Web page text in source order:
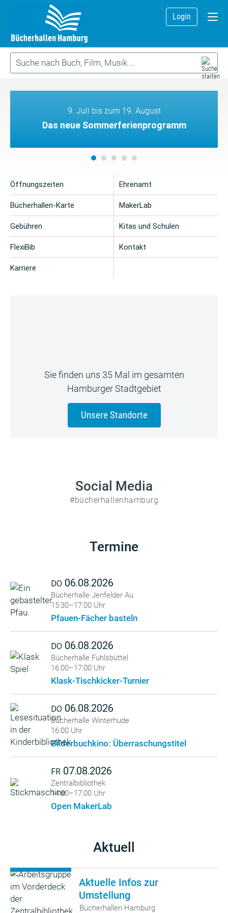
Login
9. Juli bis zum 19. August
Das neue Sommerferienprogramm
Öffnungszeiten
Bücherhallen-Karte
Gebühren
FlexiBib
Karriere
Ehrenamt
MakerLab
Kitas und Schulen
Kontakt
Sie finden uns 35 Mal im gesamten
Hamburger Stadtgebiet
Unsere Standorte
Social Media
#bücherhallenhamburg
Termine
DO 06.08.2026
Bücherhalle Jenfelder Au
15:30–17:00 Uhr
Pfauen-Fächer basteln
DO 06.08.2026
Bücherhalle Fuhlsbüttel
16:00–17:00 Uhr
Klask-Tischkicker-Turnier
DO 06.08.2026
Bücherhalle Winterhude
16:00 Uhr
Bilderbuchkino: Überraschungstitel
FR 07.08.2026
Zentralbibliothek
14:00–17:00 Uhr
Open MakerLab
Aktuell
Aktuelle Infos zur
Umstellung
Bücherhallen Hamburg